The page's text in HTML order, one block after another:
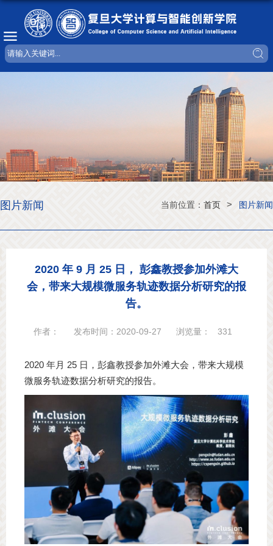
当前位置： 首页 > 图片新闻
图片新闻
2020 年 9 月 25 日， 彭鑫教授参加外滩大
会，带来大规模微服务轨迹数据分析研究的报
告。
作者： 发布时间：2020-09-27 浏览量： 331
2020 年月 25 日，彭鑫教授参加外滩大会，带来大规模
微服务轨迹数据分析研究的报告。